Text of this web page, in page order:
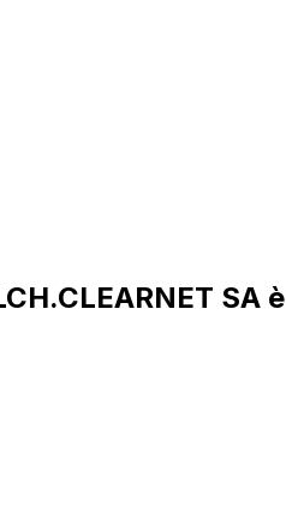
SA è